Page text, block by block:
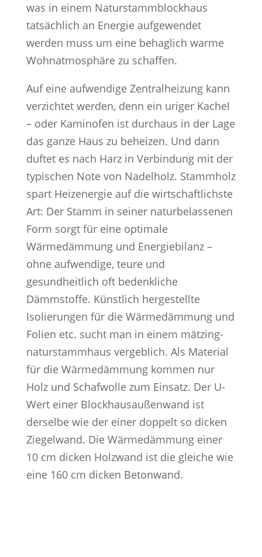
was in einem Naturstammblockhaus
tatsächlich an Energie aufgewendet
werden muss um eine behaglich warme
Wohnatmosphäre zu schaffen.
Auf eine aufwendige Zentralheizung kann
verzichtet werden, denn ein uriger Kachel
– oder Kaminofen ist durchaus in der Lage
das ganze Haus zu beheizen. Und dann
duftet es nach Harz in Verbindung mit der
typischen Note von Nadelholz. Stammholz
spart Heizenergie auf die wirtschaftlichste
Art: Der Stamm in seiner naturbelassenen
Form sorgt für eine optimale
Wärmedämmung und Energiebilanz –
ohne aufwendige, teure und
gesundheitlich oft bedenkliche
Dämmstoffe. Künstlich hergestellte
Isolierungen für die Wärmedämmung und
Folien etc. sucht man in einem mätzing-
naturstammhaus vergeblich. Als Material
für die Wärmedämmung kommen nur
Holz und Schafwolle zum Einsatz. Der U-
Wert einer Blockhausaußenwand ist
derselbe wie der einer doppelt so dicken
Ziegelwand. Die Wärmedämmung einer
10 cm dicken Holzwand ist die gleiche wie
eine 160 cm dicken Betonwand.